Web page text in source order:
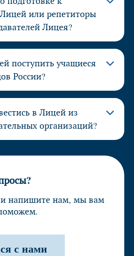
или репетиторы
Лицея?
поступить учащиеся
России?
в Лицей из
организаций?
напишите нам, мы вам
с нами